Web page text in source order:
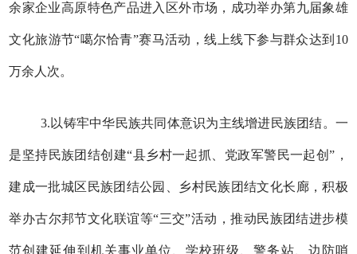
余家企业高原特色产品进入区外市场，成功举办第九届象雄
文化旅游节“噶尔恰青”赛马活动，线上线下参与群众达到10
万余人次。
3.以铸牢中华民族共同体意识为主线增进民族团结。一
是坚持民族团结创建“县乡村一起抓、党政军警民一起创”，
建成一批城区民族团结公园、乡村民族团结文化长廊，积极
举办古尔邦节文化联谊等“三交”活动，推动民族团结进步模
范创建延伸到机关事业单位、学校班级、警务站、边防哨